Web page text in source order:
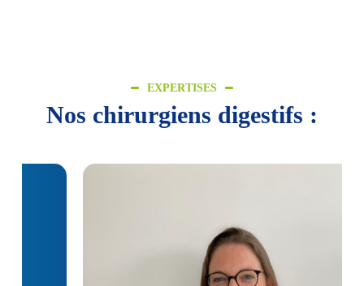
EXPERTISES
Nos chirurgiens digestifs :